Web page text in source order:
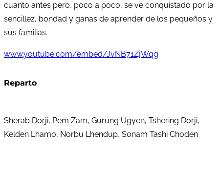
cuanto antes pero, poco a poco, se ve conquistado por la
sencillez, bondad y ganas de aprender de los pequeños y
sus familias.
www.youtube.com/embed/JvNB71ZjWqg
Reparto
Sherab Dorji, Pem Zam, Gurung Ugyen, Tshering Dorji,
Kelden Lhamo, Norbu Lhendup, Sonam Tashi Choden